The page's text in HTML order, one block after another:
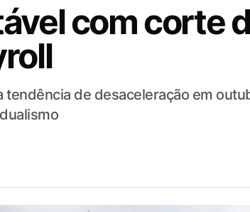
com corte
de desaceleração em